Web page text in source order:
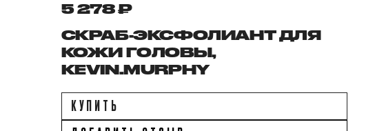
5 278 ₽
СКРАБ-ЭКСФОЛИАНТ ДЛЯ
КОЖИ ГОЛОВЫ,
KEVIN.MURPHY
КУПИТЬ